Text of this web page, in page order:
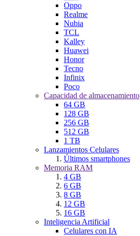
Oppo
Realme
Nubia
TCL
Kalley
Huawei
Honor
Tecno
Infinix
Poco
Capacidad de almacenamiento
64 GB
128 GB
256 GB
512 GB
1 TB
Lanzamientos Celulares
Últimos smartphones
Memoria RAM
4 GB
6 GB
8 GB
12 GB
16 GB
Inteligencia Artificial
Celulares con IA